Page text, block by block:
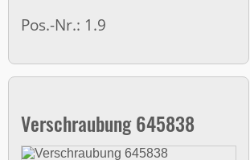
Pos.-Nr.: 1.9
Verschraubung 645838